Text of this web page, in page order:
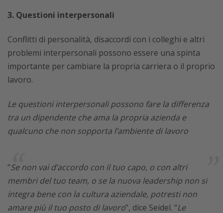
3. Questioni interpersonali
Conflitti di personalità, disaccordi con i colleghi e altri
problemi interpersonali possono essere una spinta
importante per cambiare la propria carriera o il proprio
lavoro.
Le questioni interpersonali possono fare la differenza
tra un dipendente che ama la propria azienda e
qualcuno che non sopporta l’ambiente di lavoro
“Se non vai d’accordo con il tuo capo, o con altri
membri del tuo team, o se la nuova leadership non si
integra bene con la cultura aziendale, potresti non
amare più il tuo posto di lavoro”, dice Seidel. “Le